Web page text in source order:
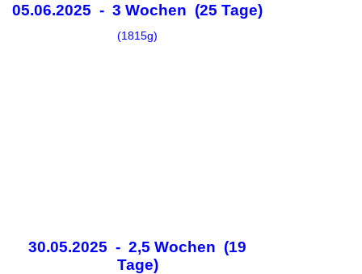
05.06.2025 - 3 Wochen (25 Tage)
(1815g)
30.05.2025 - 2,5 Wochen (19
Tage)